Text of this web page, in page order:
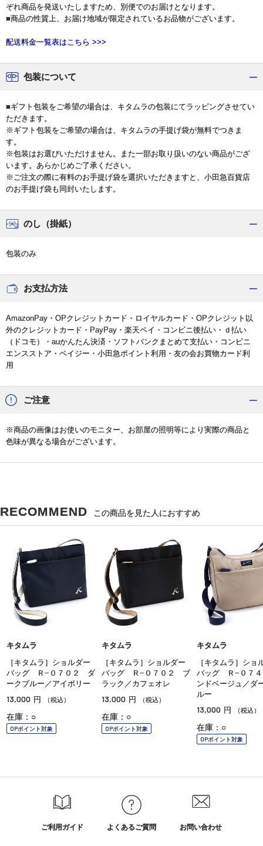
ぞれ商品を発送いたしますため、別便でのお届けとなります。
■商品の性質上、お届け地域が限定されているお品物がございます。
配送料金一覧表はこちら >>>
包装について
■ギフト包装をご希望の場合は、キタムラの包装にてラッピングさせてい
ただきます。
※ギフト包装をご希望の場合は、キタムラの手提げ袋が無料でつきま
す。
※包装はお選びいただけません。また一部お取り扱いのない商品がござ
います。あらかじめご了承ください。
※ご注文の際に有料のお手提げ袋を選択いただきますと、小田急百貨店
のお手提げ袋も同封いたします。
のし（掛紙）
包装のみ
お支払方法
AmazonPay・OPクレジットカード・ロイヤルカード・OPクレジット以
外のクレジットカード・PayPay・楽天ペイ・コンビニ後払い・ｄ払い
（ドコモ）・auかんたん決済・ソフトバンクまとめて支払い・コンビニ
エンスストア・ペイジー・小田急ポイント利用・友の会お買物カード利
用
ご注意
※商品の画像はお使いのモニター、お部屋の照明等により実際の商品と
色味が異なる場合がございます。
RECOMMEND この商品を見た人におすすめ
キタムラ
［キタムラ］ショルダー
バッグ Ｒ−０７０２ ダ
ークブルー／アイボリー
13,000 円 （税込）
在庫：○
OPポイント対象
キタムラ
［キタムラ］ショルダー
バッグ Ｒ−０７０２ ブ
ラック／カフェオレ
13,000 円 （税込）
在庫：○
OPポイント対象
キタムラ
［キタムラ］ショ
バッグ Ｒ−０７
ンドベージュ／ダ
ルー
13,000 円 （税込）
在庫：○
OPポイント対象
ご利用ガイド よくあるご質問 お問い合わせ